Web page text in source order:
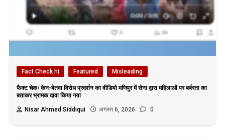
Fact Check hi Featured Misleading
फैक्ट चेकः केन-बेतवा विरोध प्रदर्शन का वीडियो मणिपुर में सेना द्वारा महिलाओं पर बर्बरता का
बताकर भ्रामक दावा किया गया
Nisar Ahmed Siddiqui
अगस्त 6, 2026 0